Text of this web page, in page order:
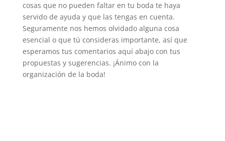
cosas que no pueden faltar en tu boda te haya
servido de ayuda y que las tengas en cuenta.
Seguramente nos hemos olvidado alguna cosa
esencial o que tú consideras importante, así que
esperamos tus comentarios aquí abajo con tus
propuestas y sugerencias. ¡Ánimo con la
organización de la boda!